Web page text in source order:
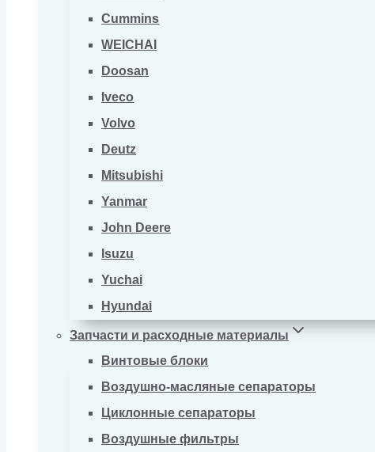
Cummins
WEICHAI
Doosan
Iveco
Volvo
Deutz
Mitsubishi
Yanmar
John Deere
Isuzu
Yuchai
Hyundai
Запчасти и расходные материалы
Винтовые блоки
Воздушно-масляные сепараторы
Циклонные сепараторы
Воздушные фильтры